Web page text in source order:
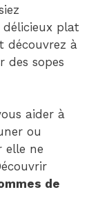
plat
découvrez à
des sopes
aider à
ou
elle ne
de